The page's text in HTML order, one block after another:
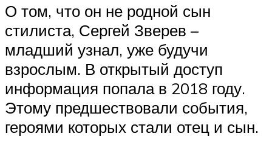
О том, что он не родной сын
стилиста, Сергей Зверев –
младший узнал, уже будучи
взрослым. В открытый доступ
информация попала в 2018 году.
Этому предшествовали события,
героями которых стали отец и сын.